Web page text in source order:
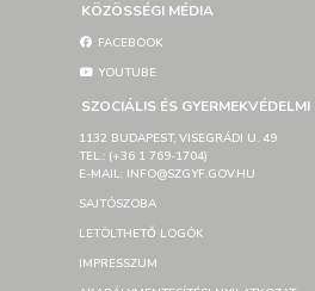
KÖZÖSSÉGI MÉDIA
FACEBOOK
YOUTUBE
SZOCIÁLIS ÉS
1132 BUDAPEST, VISEGRÁDI U. 49
TEL.: (+36 1 769-1704)
E-MAIL: INFO@SZGYF.GOV.HU
SAJTÓSZOBA
LETÖLTHETŐ LOGÓK
IMPRESSZUM